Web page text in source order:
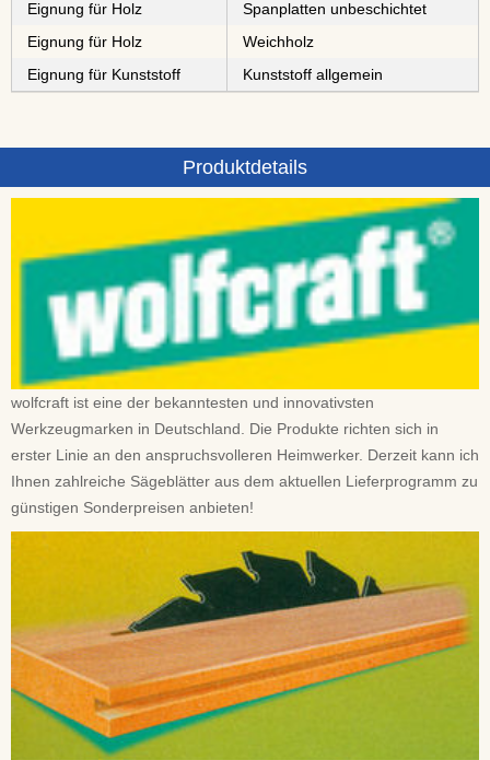
Eignung für Holz
⁠⁠⁠⁠⁠⁠⁠⁠Spanplatten unbeschichtet
Eignung für Holz
⁠Weichholz
Eignung für Kunststoff
Kunststoff allgemein
Produktdetails
wolfcraft ist eine der bekanntesten und innovativsten
Werkzeugmarken in Deutschland. Die Produkte richten sich in
erster Linie an den anspruchsvolleren Heimwerker. Derzeit kann ich
Ihnen zahlreiche Sägeblätter aus dem aktuellen Lieferprogramm zu
günstigen Sonderpreisen anbieten!